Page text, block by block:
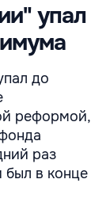
упал
до
реформой,
раз
был в конце